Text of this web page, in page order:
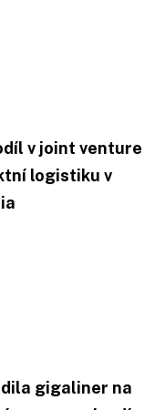
v joint venture
logistiku v
gigaliner na